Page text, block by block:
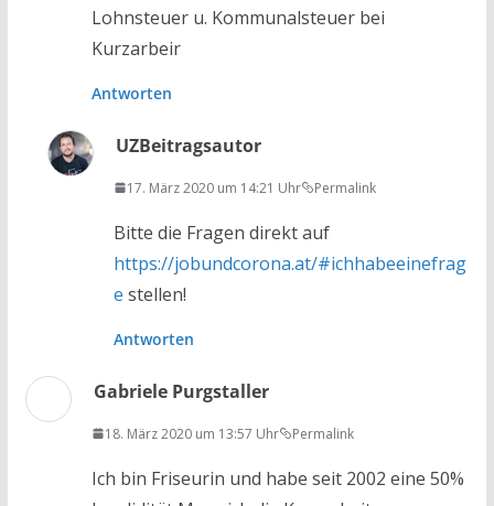
Lohnsteuer u. Kommunalsteuer bei
Kurzarbeir
Antworten
UZBeitragsautor
17. März 2020 um 14:21 Uhr Permalink
Bitte die Fragen direkt auf
https://jobundcorona.at/#ichhabeeinefrag
e stellen!
Antworten
Gabriele Purgstaller
18. März 2020 um 13:57 Uhr Permalink
Ich bin Friseurin und habe seit 2002 eine 50%